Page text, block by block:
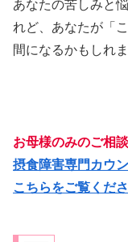
あなたの苦しみと
れど、あなたが「
間になるかもしれま
お母様のみのご相
摂食障害専門カウ
こちらをご覧くだ